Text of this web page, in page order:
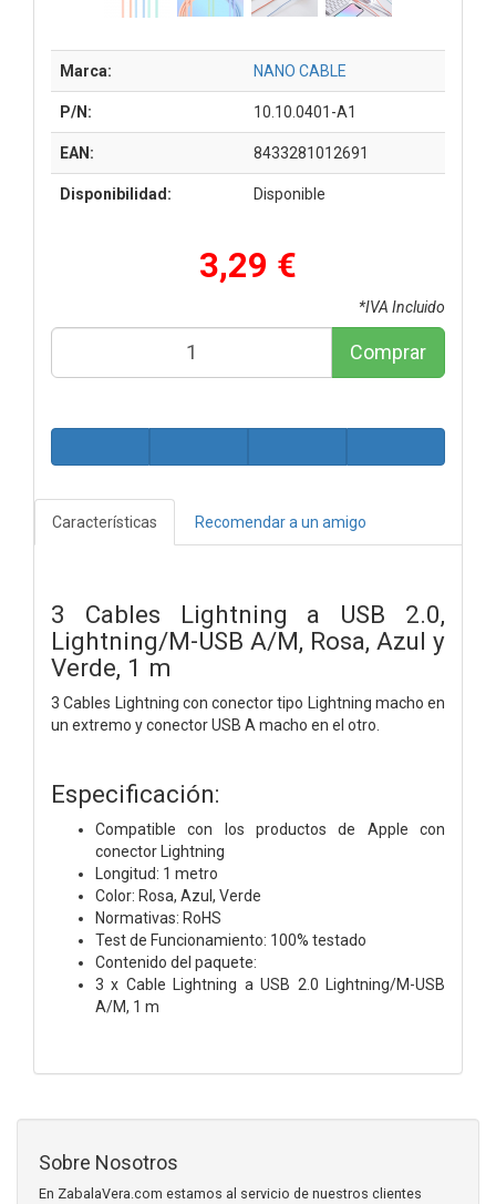
Marca: NANO CABLE
P/N: 10.10.0401-A1
EAN: 8433281012691
Disponibilidad: Disponible
3,29 €
*IVA Incluido
Comprar
Características Recomendar a un amigo
3 Cables Lightning a USB 2.0,
Lightning/M-USB A/M, Rosa, Azul y
Verde, 1 m
3 Cables Lightning con conector tipo Lightning macho en
un extremo y conector USB A macho en el otro.
Especificación:
Compatible con los productos de Apple con
conector Lightning
Longitud: 1 metro
Color: Rosa, Azul, Verde
Normativas: RoHS
Test de Funcionamiento: 100% testado
Contenido del paquete:
3 x Cable Lightning a USB 2.0 Lightning/M-USB
A/M, 1 m
Sobre Nosotros
En ZabalaVera.com estamos al servicio de nuestros clientes